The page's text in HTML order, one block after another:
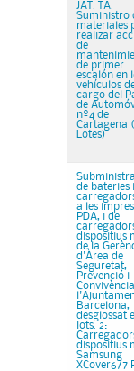
JAT. TA.
Suministro
materiales
realizar
de
de primer
escalón en
vehículos
cargo del
de
nº4 de
Cartagena
Lotes)
de bateries i
a les
PDA, i de
dispositius
de la
d'Àrea de
Seguretat,
Prevenció i
Barcelona,
desglossat
lots. 2:
dispositius
Samsung
XCover6/7